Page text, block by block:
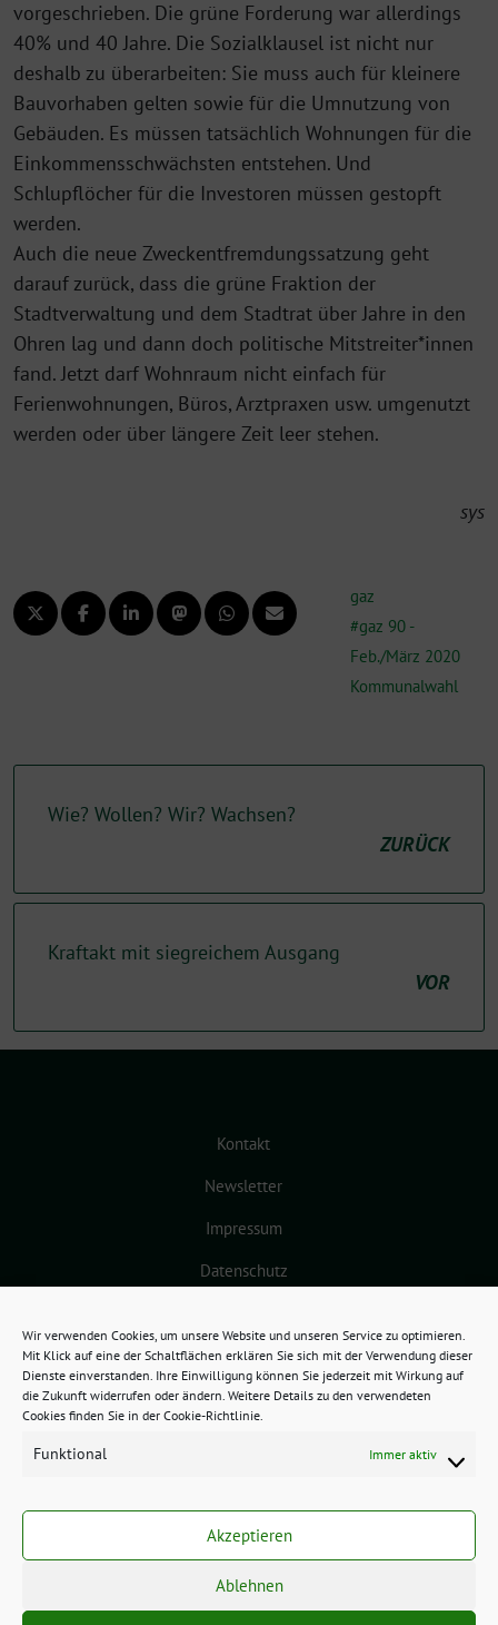
Wir verwenden Cookies, um unsere Website und unseren Service zu optimieren.
Mit Klick auf eine der Schaltflächen erklären Sie sich mit der Verwendung dieser
Dienste einverstanden. Ihre Einwilligung können Sie jederzeit mit Wirkung auf
die Zukunft widerrufen oder ändern. Weitere Details zu den verwendeten
Cookies finden Sie in der Cookie-Richtlinie.
Funktional Immer aktiv
Akzeptieren
Ablehnen
vorgeschrieben. Die grüne Forderung war allerdings
40% und 40 Jahre. Die Sozialklausel ist nicht nur
deshalb zu überarbeiten: Sie muss auch für kleinere
Bauvorhaben gelten sowie für die Umnutzung von
Gebäuden. Es müssen tatsächlich Wohnungen für die
Einkommensschwächsten entstehen. Und
Schlupflöcher für die Investoren müssen gestopft
werden.
Auch die neue Zweckentfremdungssatzung geht
darauf zurück, dass die grüne Fraktion der
Stadtverwaltung und dem Stadtrat über Jahre in den
Ohren lag und dann doch politische Mitstreiter*innen
fand. Jetzt darf Wohnraum nicht einfach für
Ferienwohnungen, Büros, Arztpraxen usw. umgenutzt
werden oder über längere Zeit leer stehen.
sys
gaz
gaz 90 -
Feb./März 2020
Kommunalwahl
Wie? Wollen? Wir? Wachsen?
ZURÜCK
Kraftakt mit siegreichem Ausgang
VOR
Kontakt
Newsletter
Impressum
Datenschutz
freie grüne Themesunflower‐ ein